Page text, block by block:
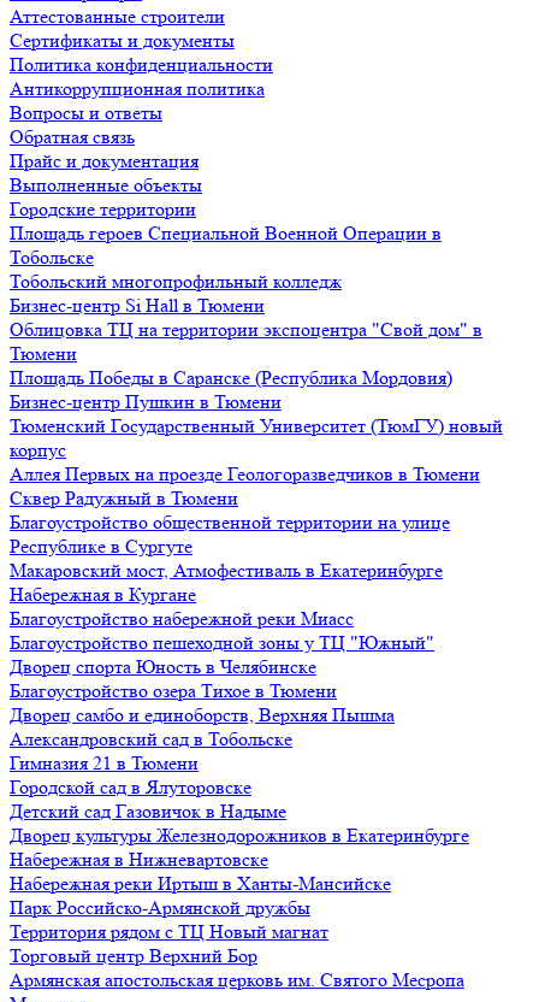
Аттестованные строители
Сертификаты и документы
Политика конфиденциальности
Антикоррупционная политика
Вопросы и ответы
Обратная связь
Прайс и документация
Выполненные объекты
Городские территории
Площадь героев Специальной Военной Операции в
Тобольске
Тобольский многопрофильный колледж
Бизнес-центр Si Hall в Тюмени
Облицовка ТЦ на территории экспоцентра "Свой дом" в
Тюмени
Площадь Победы в Саранске (Республика Мордовия)
Бизнес-центр Пушкин в Тюмени
Тюменский Государственный Университет (ТюмГУ) новый
корпус
Аллея Первых на проезде Геологоразведчиков в Тюмени
Сквер Радужный в Тюмени
Благоустройство общественной территории на улице
Республике в Сургуте
Макаровский мост, Атмофестиваль в Екатеринбурге
Набережная в Кургане
Благоустройство набережной реки Миасс
Благоустройство пешеходной зоны у ТЦ "Южный"
Дворец спорта Юность в Челябинске
Благоустройство озера Тихое в Тюмени
Дворец самбо и единоборств, Верхняя Пышма
Александровский сад в Тобольске
Гимназия 21 в Тюмени
Городской сад в Ялуторовске
Детский сад Газовичок в Надыме
Дворец культуры Железнодорожников в Екатеринбурге
Набережная в Нижневартовске
Набережная реки Иртыш в Ханты-Мансийске
Парк Российско-Армянской дружбы
Территория рядом с ТЦ Новый магнат
Торговый центр Верхний Бор
Армянская апостольская церковь им. Святого Месропа